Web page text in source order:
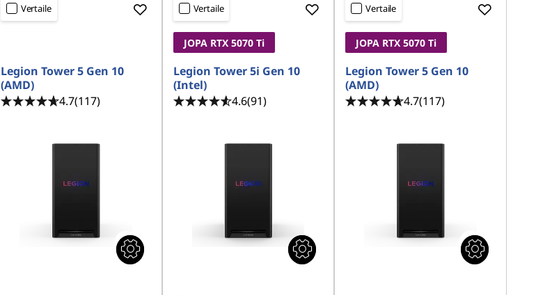
Vertaile
Legion Tower 5 Gen 10
(AMD)
4.7(117)
Vertaile
JOPA RTX 5070 Ti
Legion Tower 5i Gen 10
(Intel)
4.6(91)
Vertaile
JOPA RTX 5070Ti
Legion Tower 5 Gen 10
(AMD)
4.7(117)